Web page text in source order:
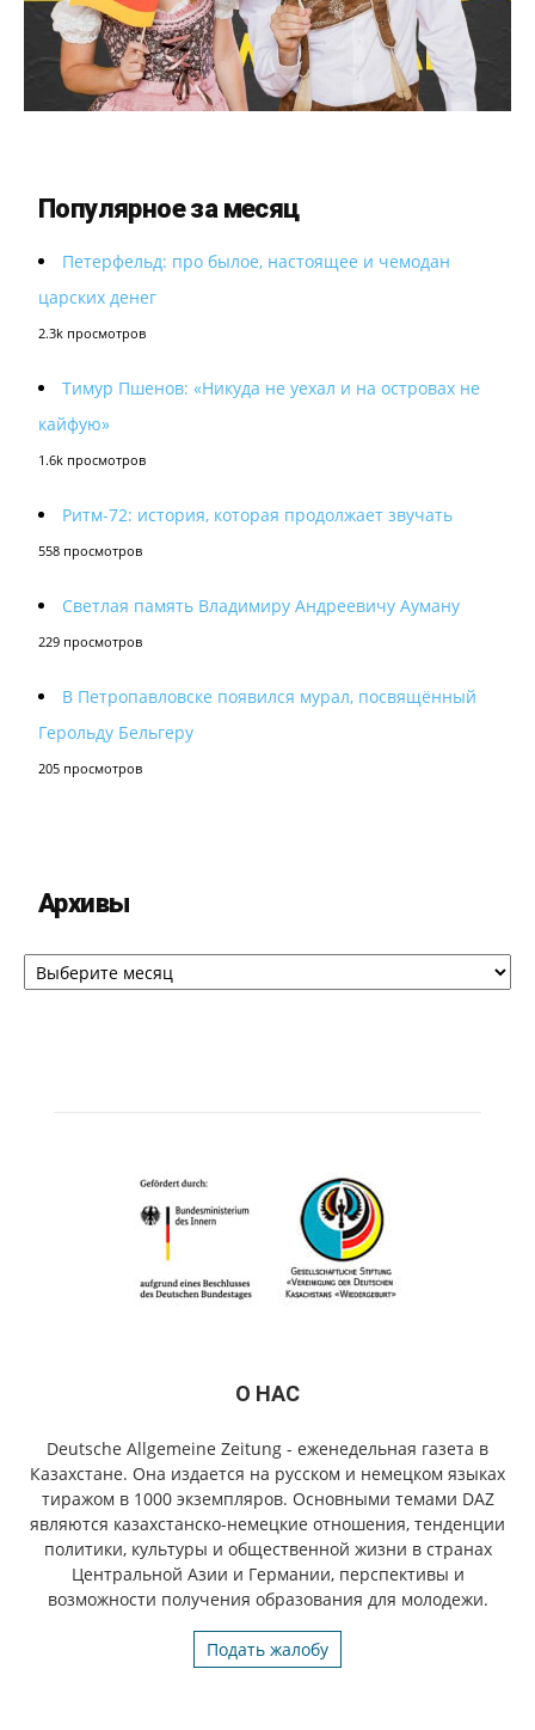
Популярное за месяц
Петерфельд: про былое, настоящее и чемодан
царских денег
2.3k просмотров
Тимур Пшенов: «Никуда не уехал и на островах не
кайфую»
1.6k просмотров
Ритм-72: история, которая продолжает звучать
558 просмотров
Светлая память Владимиру Андреевичу Ауману
229 просмотров
В Петропавловске появился мурал, посвящённый
Герольду Бельгеру
205 просмотров
Архивы
Архивы
О НАС
Deutsche Allgemeine Zeitung - еженедельная газета в
Казахстане. Она издается на русском и немецком языках
тиражом в 1000 экземпляров. Основными темами DAZ
являются казахстанско-немецкие отношения, тенденции
политики, культуры и общественной жизни в странах
Центральной Азии и Германии, перспективы и
возможности получения образования для молодежи.
Подать жалобу